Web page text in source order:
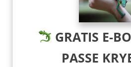
GRATIS E-
PASSE